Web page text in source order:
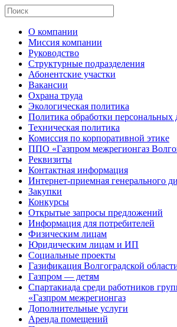
О компании
Миссия компании
Руководство
Структурные подразделения
Абонентские участки
Вакансии
Охрана труда
Экологическая политика
Политика обработки персональных
Техническая политика
Комиссия по корпоративной этике
ППО «Газпром межрегионгаз
Реквизиты
Контактная информация
Интернет-приемная генерального
Закупки
Конкурсы
Открытые запросы предложений
Информация для потребителей
Физическим лицам
Юридическим лицам и ИП
Социальные проекты
Газификация Волгоградской
Газпром — детям
Спартакиада среди работников
«Газпром межрегионгаз
Дополнительные услуги
Аренда помещений